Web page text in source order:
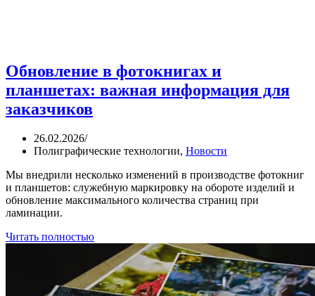
Обновление в фотокнигах и
планшетах: важная информация для
заказчиков
26.02.2026/
Полиграфические технологии, Новости
Мы внедрили несколько изменений в производстве фотокниг
и планшетов: служебную маркировку на обороте изделий и
обновление максимального количества страниц при
ламинации.
Читать полностью